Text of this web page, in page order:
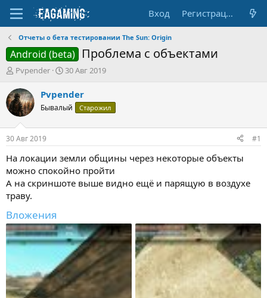
Вход Регистрация
Отчеты о бета тестировании The Sun: Origin
Android (beta) Проблема с объектами
А
т
о
р
т
е
м
ы
Pvpender
Д
т
н
а
л
а
30 Авг 2019
Pvpender
Бывалый Старожил
30 Авг 2019 #1
На локации земли общины через некоторые объекты
можно спокойно пройти
А на скриншоте выше видно ещё и парящую в воздухе
траву.
Вложения